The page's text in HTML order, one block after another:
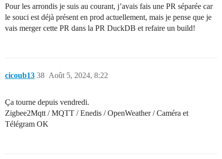
Pour les arrondis je suis au courant, j’avais fais une PR séparée car
le souci est déjà présent en prod actuellement, mais je pense que je
vais merger cette PR dans la PR DuckDB et refaire un build!
cicoub13 Août 5, 2024, 8:22
38
Ça tourne depuis vendredi.
Zigbee2Mqtt / MQTT / Enedis / OpenWeather / Caméra et
Télégram OK